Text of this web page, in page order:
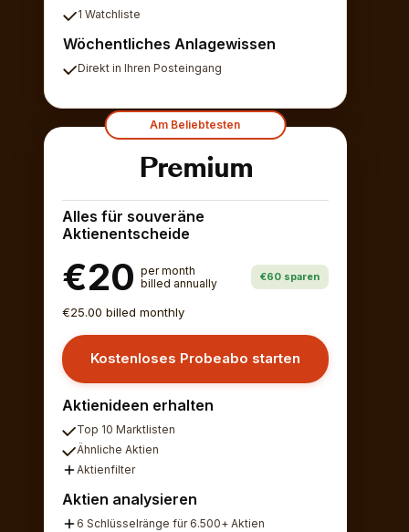
1 Watchliste
Wöchentliches Anlagewissen
Direkt in Ihren Posteingang
Am Beliebtesten
Premium
Alles für souveräne
Aktienentscheide
€20 per month
billed annually
€60 sparen
€25.00 billed monthly
Kostenloses Probeabo starten
Aktienideen erhalten
Top 10 Marktlisten
Ähnliche Aktien
Aktienfilter
Aktien analysieren
6 Schlüsselränge für 6.500+ Aktien